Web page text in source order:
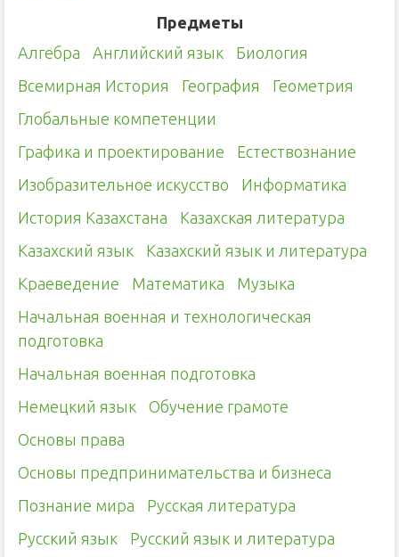
Предметы
Алгебра
Английский язык
Биология
Всемирная История
География
Геометрия
Глобальные компетенции
Графика и проектирование
Естествознание
Изобразительное искусство
Информатика
История Казахстана
Казахская литература
Казахский язык
Казахский язык и литература
Краеведение
Математика
Музыка
Начальная военная и технологическая
подготовка
Начальная военная подготовка
Немецкий язык
Обучение грамоте
Основы права
Основы предпринимательства и бизнеса
Познание мира
Русская литература
Русский язык
Русский язык и литература